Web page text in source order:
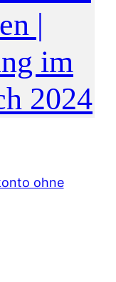
|
im
2024
ohne